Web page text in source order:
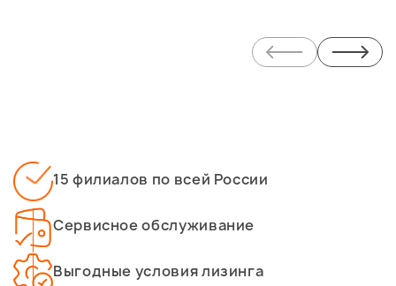
15 филиалов по всей России
Сервисное обслуживание
Выгодные условия лизинга